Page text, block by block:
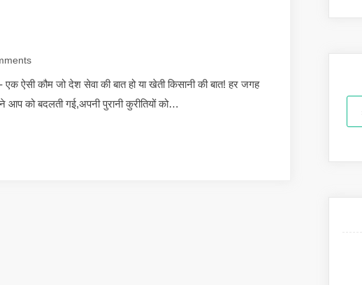
ऐसी कौम जो देश सेवा की बात हो या खेती किसानी की बात! हर जगह
को बदलती गई,अपनी पुरानी कुरीतियों को…